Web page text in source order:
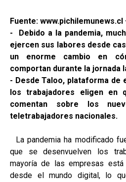
Fuente: www.pichilemunews.cl
- Debido a la pandemia,
ejercen sus labores desde
un enorme cambio en
comportan durante la jornada
- Desde Taloo, plataforma de
los trabajadores eligen en
comentan sobre los
teletrabajadores nacionales.
La pandemia ha modificado
que se desenvuelven los
mayoría de las empresas
desde el mundo digital, lo